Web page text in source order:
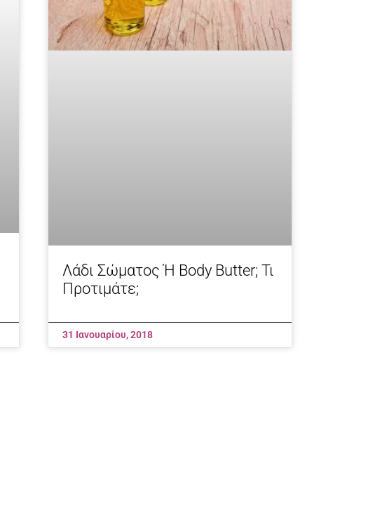
Λάδι Σώματος Ή Body Butter; Τι
Προτιμάτε;
31 Ιανουαρίου, 2018